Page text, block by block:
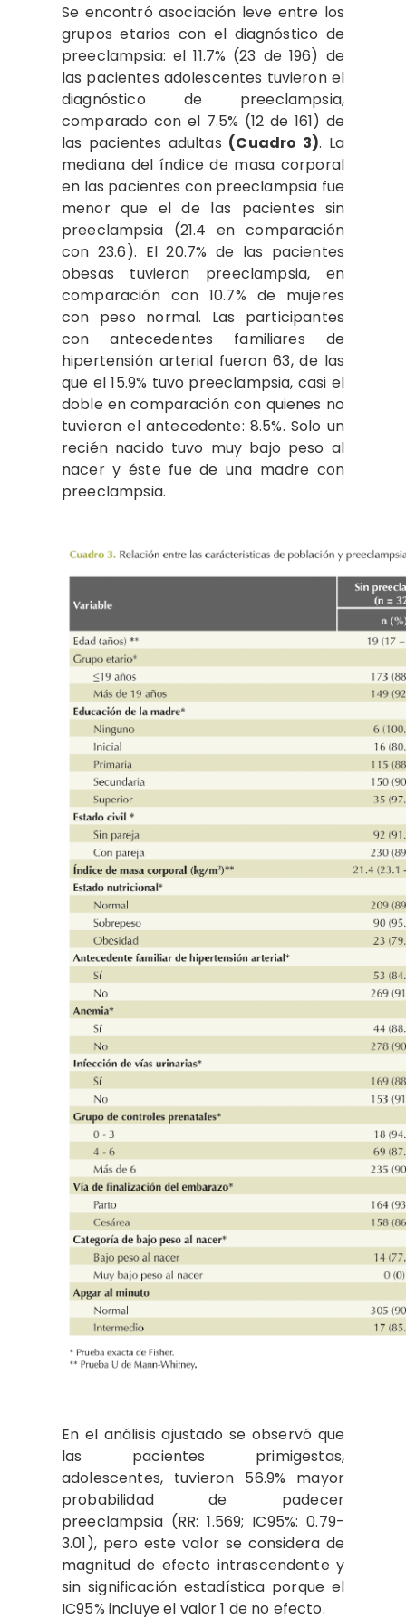
Se encontró asociación leve entre los
grupos etarios con el diagnóstico de
preeclampsia: el 11.7% (23 de 196) de
las pacientes adolescentes tuvieron el
diagnóstico de preeclampsia,
comparado con el 7.5% (12 de 161) de
las pacientes adultas (Cuadro 3). La
mediana del índice de masa corporal
en las pacientes con preeclampsia fue
menor que el de las pacientes sin
preeclampsia (21.4 en comparación
con 23.6). El 20.7% de las pacientes
obesas tuvieron preeclampsia, en
comparación con 10.7% de mujeres
con peso normal. Las participantes
con antecedentes familiares de
hipertensión arterial fueron 63, de las
que el 15.9% tuvo preeclampsia, casi el
doble en comparación con quienes no
tuvieron el antecedente: 8.5%. Solo un
recién nacido tuvo muy bajo peso al
nacer y éste fue de una madre con
preeclampsia.
En el análisis ajustado se observó que
las pacientes primigestas,
adolescentes, tuvieron 56.9% mayor
probabilidad de padecer
preeclampsia (RR: 1.569; IC95%: 0.79-
3.01), pero este valor se considera de
magnitud de efecto intrascendente y
sin significación estadística porque el
IC95% incluye el valor 1 de no efecto.